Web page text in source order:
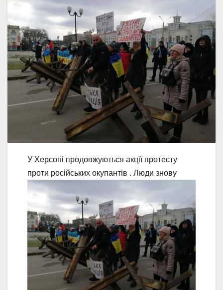
У Херсоні продовжуються акції протесту
проти російських окупантів . Люди знову